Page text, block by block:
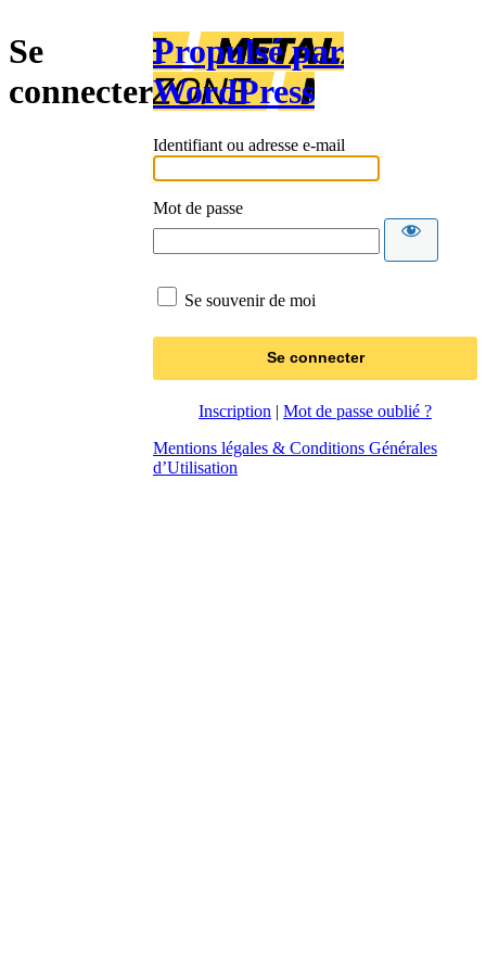
Se
connecter
Propulsé par
WordPress
Identifiant ou adresse e-mail
Mot de passe
Se souvenir de moi
Inscription | Mot de passe oublié ?
Mentions légales & Conditions Générales
d’Utilisation